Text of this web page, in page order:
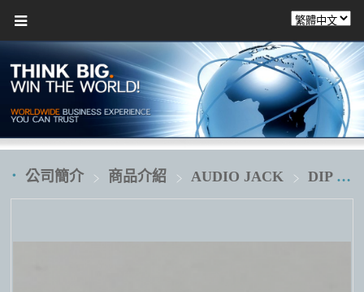
公司簡介 商品介紹 AUDIO JACK DIP 插板式